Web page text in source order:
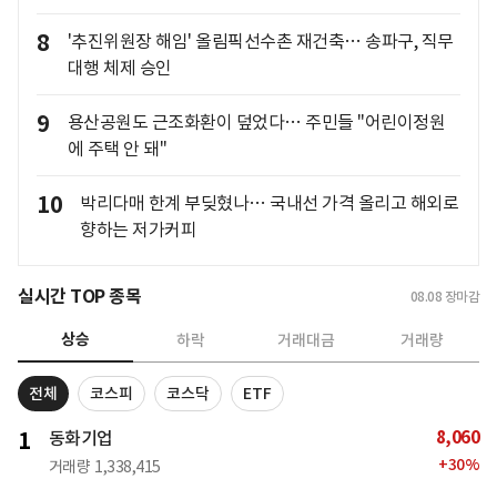
8
'추진위원장 해임' 올림픽선수촌 재건축… 송파구, 직무
대행 체제 승인
9
용산공원도 근조화환이 덮었다… 주민들 "어린이정원
에 주택 안 돼"
10
박리다매 한계 부딪혔나… 국내선 가격 올리고 해외로
향하는 저가커피
실시간 TOP 종목 08.08 장마감
상승 하락 거래대금 거래량
전체 코스피 코스닥 ETF
1 동화기업
거래량 1,338,415
8,060
+30%